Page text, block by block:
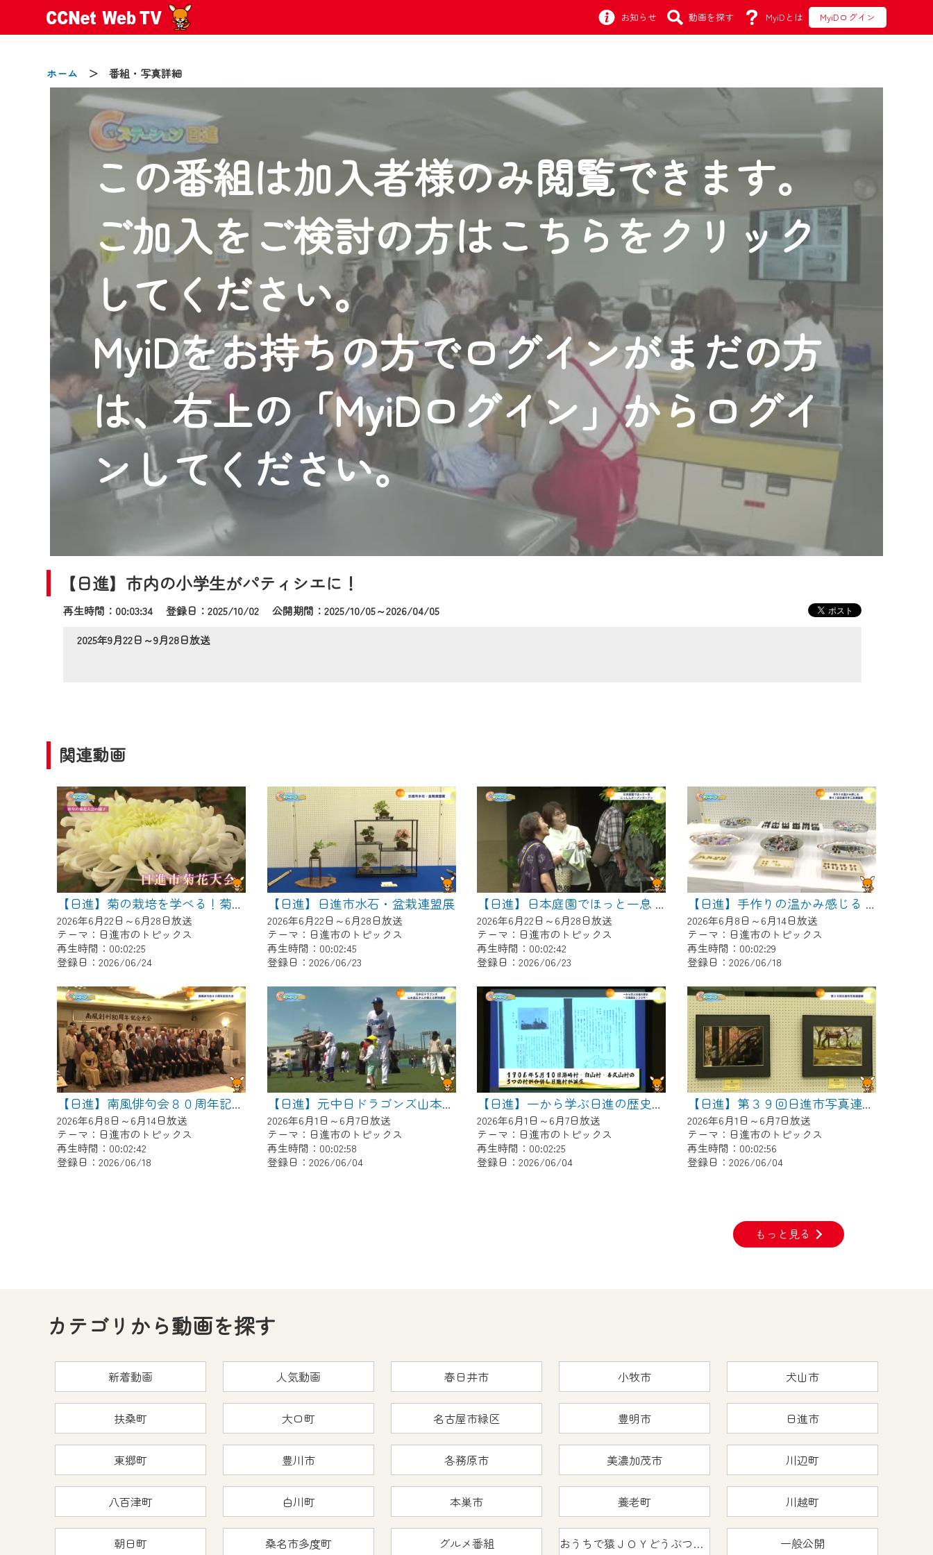
お知らせ 動画を探す MyiDとは MyiDログイン
ホーム ＞ 番組・写真詳細
この番組は加入者様のみ閲覧できます。
ご加入をご検討の方はこちらをクリック
してください。
MyiDをお持ちの方でログインがまだの方
は、右上の「MyiDログイン」からログイ
ンしてください。
【日進】市内の小学生がパティシエに！
再生時間：00:03:34 登録日：2025/10/02公開期間：2025/10/05～2026/04/05
2025年9月22日～9月28日放送
関連動画
【日進】菊の栽培を学べる！菊花大会に向けた菊づくり講習会
2026年6月22日～6月28日放送
テーマ：日進市のトピックス
再生時間：00:02:25
登録日：2026/06/24
【日進】日進市水石・盆栽連盟展
2026年6月22日～6月28日放送
テーマ：日進市のトピックス
再生時間：00:02:45
登録日：2026/06/23
【日進】日本庭園でほっと一息 にっしんオープンガーデン
2026年6月22日～6月28日放送
テーマ：日進市のトピックス
再生時間：00:02:42
登録日：2026/06/23
【日進】手作りの温かみ感じる 第４３回日進市手工芸連盟展
2026年6月8日～6月14日放送
テーマ：日進市のトピックス
再生時間：00:02:29
登録日：2026/06/18
【日進】南風俳句会８０周年記念大会
2026年6月8日～6月14日放送
テーマ：日進市のトピックス
再生時間：00:02:42
登録日：2026/06/18
【日進】元中日ドラゴンズ山本昌広さんが教える野球教室
2026年6月1日～6月7日放送
テーマ：日進市のトピックス
再生時間：00:02:58
登録日：2026/06/04
【日進】一から学ぶ日進の歴史～日進誕生１２０年～
2026年6月1日～6月7日放送
テーマ：日進市のトピックス
再生時間：00:02:25
登録日：2026/06/04
【日進】第３９回日進市写真連盟展
2026年6月1日～6月7日放送
テーマ：日進市のトピックス
再生時間：00:02:56
登録日：2026/06/04
もっと見る
カテゴリから動画を探す
新着動画 人気動画 春日井市 小牧市 犬山市
扶桑町 大口町 名古屋市緑区 豊明市 日進市
東郷町 豊川市 各務原市 美濃加茂市 川辺町
八百津町 白川町 本巣市 養老町 川越町
朝日町 桑名市多度町 グルメ番組 おうちで猿ＪＯＹどうぶつえん 一般公開
お知らせ
2024/09/02
動画配信サービス『CCNet Web TV』は2024年9月24日からリニューアルします！
【変更点】
◆デザイン変更により、お住まいの地域の動画コンテンツが一目瞭然。
◆当社アプリやＰＣブラウザから、いつでも・どこでも・外出先でも！
CCNetサービスエリア20市町の地域情報番組をご視聴いただけます！
【ご注意】
2024年9月24日からはご加入者様へのサービス向上のため、
『CCNet Web TV』を利用いただくには、一部コンテンツを除き、
CCNetサービスへの加入と『CCNetマイページ※』へのログインが必要となります。
何卒、ご理解ご了承の程よろしくお願いいたします。
※マイページへのログインには、MyIDが必要となります。
※MyIDとは、CCNet Web TVを含むCCNetの各種サービスをご利用頂くためのIDです。
IDはお客様が使っているメールアドレスで設定できます。
（GmailやYahooなどのフリーメールアドレスでも作成可能です）
※マイページへのログイン・MyIDの新規登録はこちらから
※CCNetアプリをご利用中の方は引き続きご視聴いただけます。
＜メンテナンス情報＞
CCNetWebTVのリニューアルにともないメンテナンス作業を予定しています。
日時 9/24 9:30～16:30
ご不便をおかけいたしますが、ご了承の程よろしくお願いいたします。